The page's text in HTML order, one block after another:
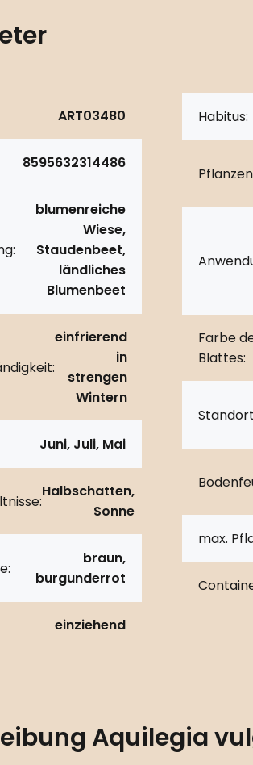
ART03480
8595632314486
blumenreiche
Wiese,
Staudenbeet,
ländliches
Blumenbeet
einfrierend
in
strengen
Wintern
Juni, Juli, Mai
Halbschatten,
Sonne
braun,
burgunderrot
einziehend
Habitus:
Farbe
Blattes:
max.
Aquilegia